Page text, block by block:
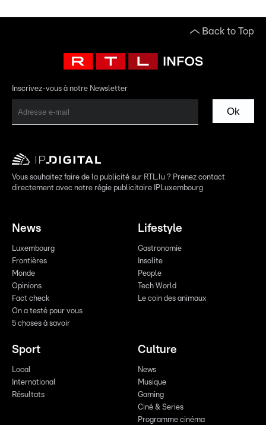
Back to Top
Inscrivez-vous à notre Newsletter
Ok
Vous souhaitez faire de la publicité sur RTL.lu ? Prenez contact
directement avec notre régie publicitaire IPLuxembourg
News
Luxembourg
Frontières
Monde
Opinions
Fact check
On a testé pour vous
5 choses à savoir
Lifestyle
Gastronomie
Insolite
People
Tech World
Le coin des animaux
Sport
Local
International
Résultats
Culture
News
Musique
Gaming
Ciné & Series
Programme cinéma